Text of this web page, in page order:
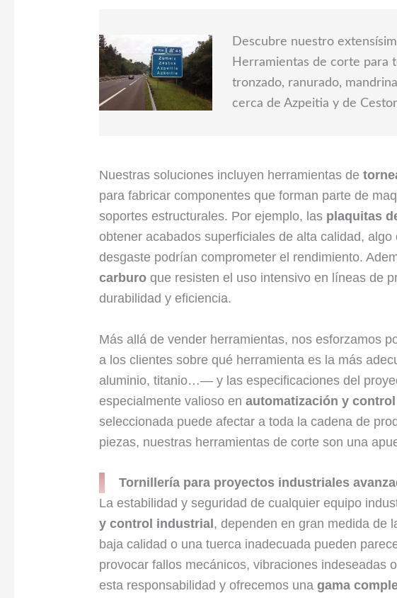
Descubre nuestro
Herramientas de corte para
tronzado, ranurado,
cerca de Azpeitia y de
Nuestras soluciones incluyen herramientas de
para fabricar componentes que forman parte de
soportes estructurales. Por ejemplo, las plaquitas
obtener acabados superficiales de alta calidad,
desgaste podrían comprometer el rendimiento.
carburo que resisten el uso intensivo en líneas de
durabilidad y eficiencia.
Más allá de vender herramientas, nos esforzamos
a los clientes sobre qué herramienta es la más
aluminio, titanio…— y las especificaciones del
especialmente valioso enautomatización y
seleccionada puede afectar a toda la cadena de
piezas, nuestras herramientas de corte son una
Tornillería para proyectos industriales
La estabilidad y seguridad de cualquier equipo
y control industrial , dependen en gran medida de
baja calidad o una tuerca inadecuada pueden
provocar fallos mecánicos, vibraciones indeseadas
esta responsabilidad y ofrecemos unagama